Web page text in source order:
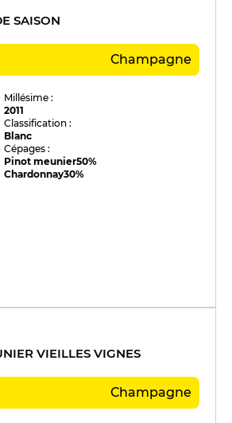
SAISON
Champagne
Millésime :
2011
Classification :
Blanc
Cépages :
Pinot meunier50%
Chardonnay30%
VIEILLES VIGNES
Champagne